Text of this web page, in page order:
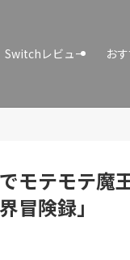
Switchレビュー お
モテモテ魔
冒険録」